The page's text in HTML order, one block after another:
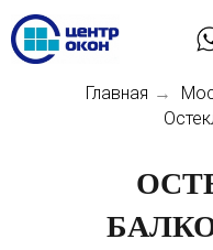
Главная →